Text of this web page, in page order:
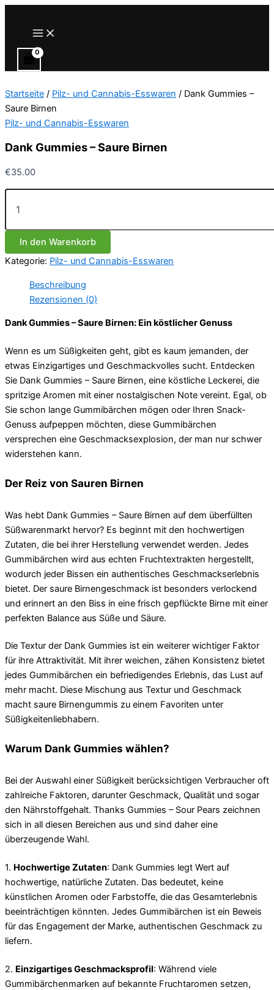
Main
Menu
Startseite / Pilz- und Cannabis-Esswaren / Dank Gummies –
Saure Birnen
Pilz- und Cannabis-Esswaren
Dank Gummies – Saure Birnen
€35.00
Dank
Gummies
Saure
Birnen
Menge
In den Warenkorb
Kategorie: Pilz- und Cannabis-Esswaren
Beschreibung
Rezensionen (0)
Dank Gummies – Saure Birnen: Ein köstlicher Genuss
Wenn es um Süßigkeiten geht, gibt es kaum jemanden, der
etwas Einzigartiges und Geschmackvolles sucht. Entdecken
Sie Dank Gummies – Saure Birnen, eine köstliche Leckerei, die
spritzige Aromen mit einer nostalgischen Note vereint. Egal, ob
Sie schon lange Gummibärchen mögen oder Ihren Snack-
Genuss aufpeppen möchten, diese Gummibärchen
versprechen eine Geschmacksexplosion, der man nur schwer
widerstehen kann.
Der Reiz von Sauren Birnen
Was hebt Dank Gummies – Saure Birnen auf dem überfüllten
Süßwarenmarkt hervor? Es beginnt mit den hochwertigen
Zutaten, die bei ihrer Herstellung verwendet werden. Jedes
Gummibärchen wird aus echten Fruchtextrakten hergestellt,
wodurch jeder Bissen ein authentisches Geschmackserlebnis
bietet. Der saure Birnengeschmack ist besonders verlockend
und erinnert an den Biss in eine frisch gepflückte Birne mit einer
perfekten Balance aus Süße und Säure.
Die Textur der Dank Gummies ist ein weiterer wichtiger Faktor
für ihre Attraktivität. Mit ihrer weichen, zähen Konsistenz bietet
jedes Gummibärchen ein befriedigendes Erlebnis, das Lust auf
mehr macht. Diese Mischung aus Textur und Geschmack
macht saure Birnengummis zu einem Favoriten unter
Süßigkeitenliebhabern.
Warum Dank Gummies wählen?
Bei der Auswahl einer Süßigkeit berücksichtigen Verbraucher oft
zahlreiche Faktoren, darunter Geschmack, Qualität und sogar
den Nährstoffgehalt. Thanks Gummies – Sour Pears zeichnen
sich in all diesen Bereichen aus und sind daher eine
überzeugende Wahl.
1. Hochwertige Zutaten: Dank Gummies legt Wert auf
hochwertige, natürliche Zutaten. Das bedeutet, keine
künstlichen Aromen oder Farbstoffe, die das Gesamterlebnis
beeinträchtigen könnten. Jedes Gummibärchen ist ein Beweis
für das Engagement der Marke, authentischen Geschmack zu
liefern.
2. Einzigartiges Geschmacksprofil: Während viele
Gummibärchenmarken auf bekannte Fruchtaromen setzen,